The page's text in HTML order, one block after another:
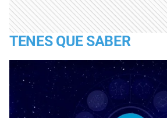
TENES QUE SABER